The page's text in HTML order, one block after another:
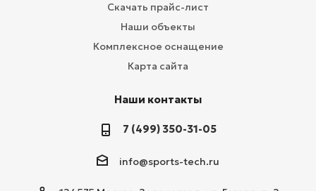
Скачать прайс-лист
Наши объекты
Комплексное оснащение
Карта сайта
Наши контакты
7 (499) 350-31-05
info@sports-tech.ru